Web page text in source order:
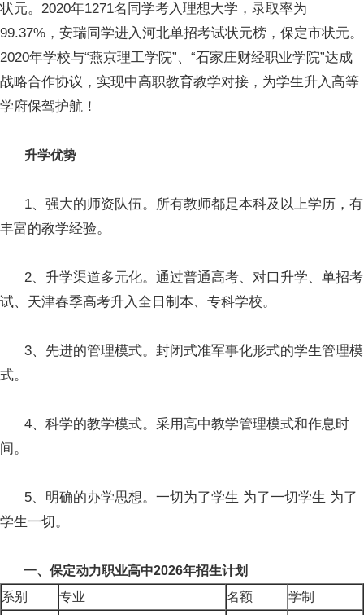
状元。2020年1271名同学考入理想大学，录取率为
99.37%，安瑞同学进入河北单招考试状元榜，保定市状元。
2020年学校与“燕京理工学院”、“石家庄财经职业学院”达成
战略合作协议，实现中高职教育教学对接，为学生升入高等
学府保驾护航！
升学优势
1、强大的师资队伍。所有教师都是本科及以上学历，有
丰富的教学经验。
2、升学渠道多元化。通过普通高考、对口升学、单招考
试、天津春季高考升入全日制本、专科学校。
3、先进的管理模式。封闭式准军事化形式的学生管理模
式。
4、科学的教学模式。采用高中教学管理模式和作息时
间。
5、明确的办学思想。一切为了学生 为了一切学生 为了
学生一切。
一、保定动力职业高中2026年招生计划
系别
专业 名额 学制